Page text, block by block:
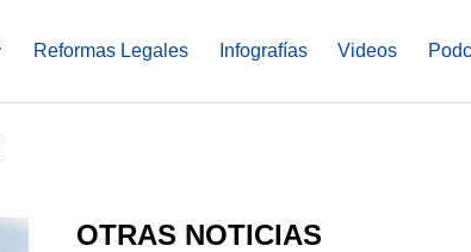
Reformas Legales Infografías Videos
OTRAS NOTICIAS